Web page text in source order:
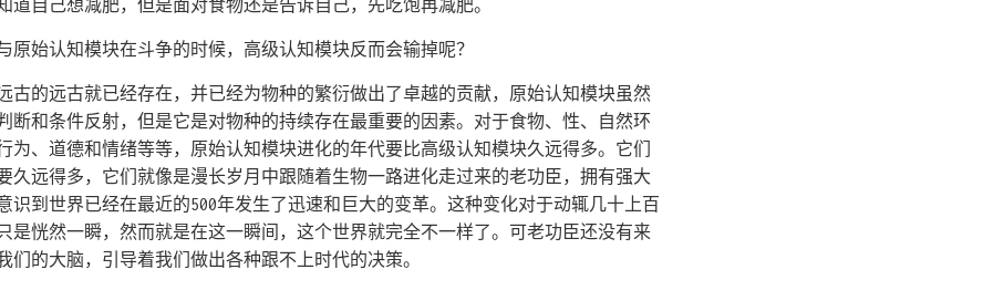
道自己想减肥，但是面对食物还是告诉自己，先吃饱再减肥。
原始认知模块在斗争的时候，高级认知模块反而会输掉呢？
古的远古就已经存在，并已经为物种的繁衍做出了卓越的贡献，原始认知模块虽然
断和条件反射，但是它是对物种的持续存在最重要的因素。对于食物、性、自然环
为、道德和情绪等等，原始认知模块进化的年代要比高级认知模块久远得多。它们
久远得多，它们就像是漫长岁月中跟随着生物一路进化走过来的老功臣，拥有强大
识到世界已经在最近的500年发生了迅速和巨大的变革。这种变化对于动辄几十上百
是恍然一瞬，然而就是在这一瞬间，这个世界就完全不一样了。可老功臣还没有来
们的大脑，引导着我们做出各种跟不上时代的决策。